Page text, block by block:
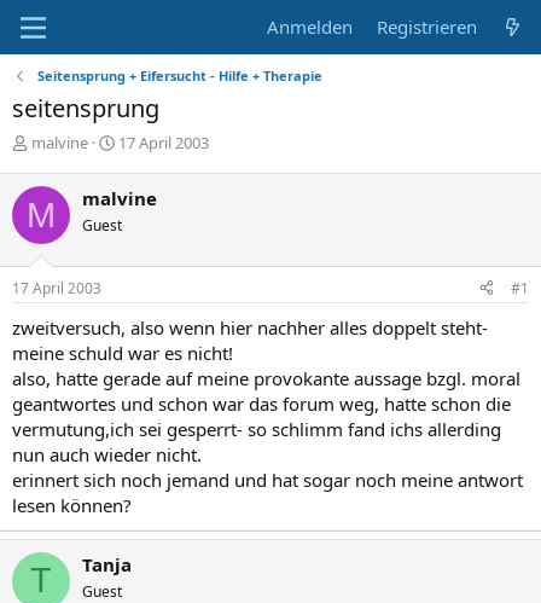
Anmelden Registrieren
Seitensprung + Eifersucht - Hilfe + Therapie
seitensprung
E
s
t
e
l
l
e
malvine
E
t
e
l
m
17 April 2003
M malvine
Guest
17 April 2003 #1
zweitversuch, also wenn hier nachher alles doppelt steht-
meine schuld war es nicht!
also, hatte gerade auf meine provokante aussage bzgl. moral
geantwortes und schon war das forum weg, hatte schon die
vermutung,ich sei gesperrt- so schlimm fand ichs allerding
nun auch wieder nicht.
erinnert sich noch jemand und hat sogar noch meine antwort
lesen können?
T Tanja
Guest